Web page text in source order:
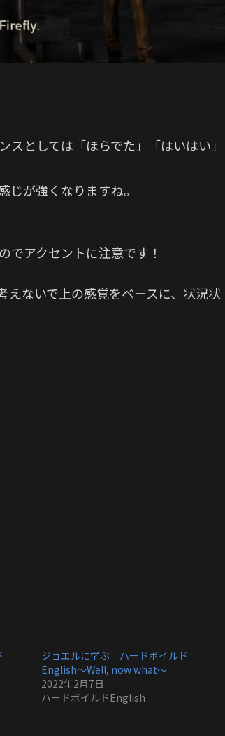
としては「ほらでた」「はいはい」
が強くなりますね。
でアクセントに注意です！
えないで上の感覚をベースに、状況状
ジョエルに学ぶ ハードボイルド
English〜Well, now what〜
2022年2月7日
ハードボイルドEnglish